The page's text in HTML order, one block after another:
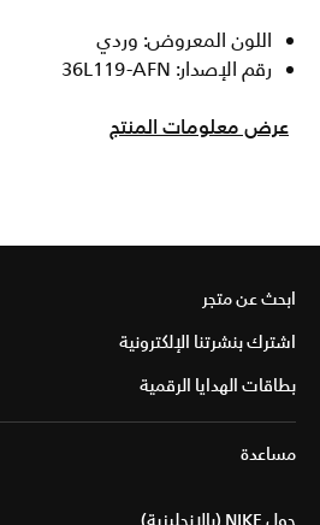
اللون المعروض: وردي
رقم الإصدار: 36L119-AFN
عرض معلومات المنتج
ابحث عن متجر
اشترك بنشرتنا الإلكترونية
بطاقات الهدايا الرقمية
مساعدة